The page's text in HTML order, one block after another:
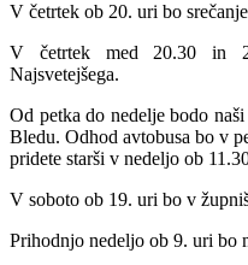
V četrtek ob 20. uri bo
V četrtek med 20.30 in
Najsvetejšega.
Od petka do nedelje bodo
Bledu. Odhod avtobusa bo v
pridete starši v nedeljo ob
V soboto ob 19. uri bo v
Prihodnjo nedeljo ob 9. uri bo